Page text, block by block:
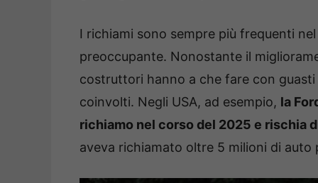
I richiami sono sempre più frequenti
preoccupante. Nonostante il
costruttori hanno a che fare con
coinvolti. Negli USA, ad esempio, la
richiamo nel corso del 2025 e rischia
aveva richiamato oltre 5 milioni di auto